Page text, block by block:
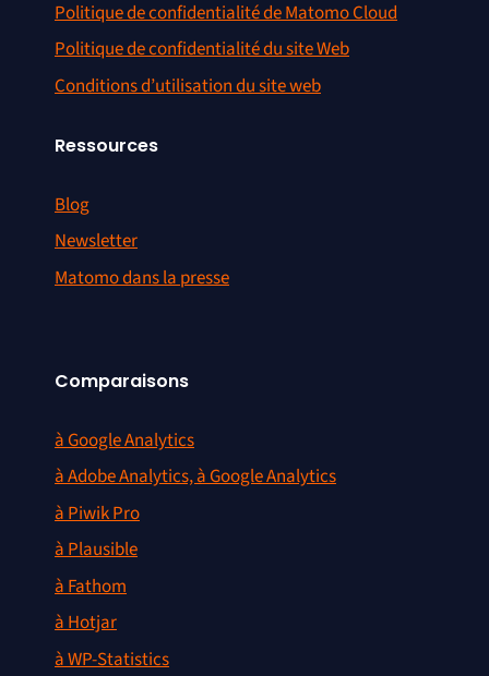
Politique de confidentialité de Matomo Cloud
Politique de confidentialité du site Web
Conditions d’utilisation du site web
Ressources
Blog
Newsletter
Matomo dans la presse
Comparaisons
à Google Analytics
à Adobe Analytics, à Google Analytics
à Piwik Pro
à Plausible
à Fathom
à Hotjar
à WP-Statistics